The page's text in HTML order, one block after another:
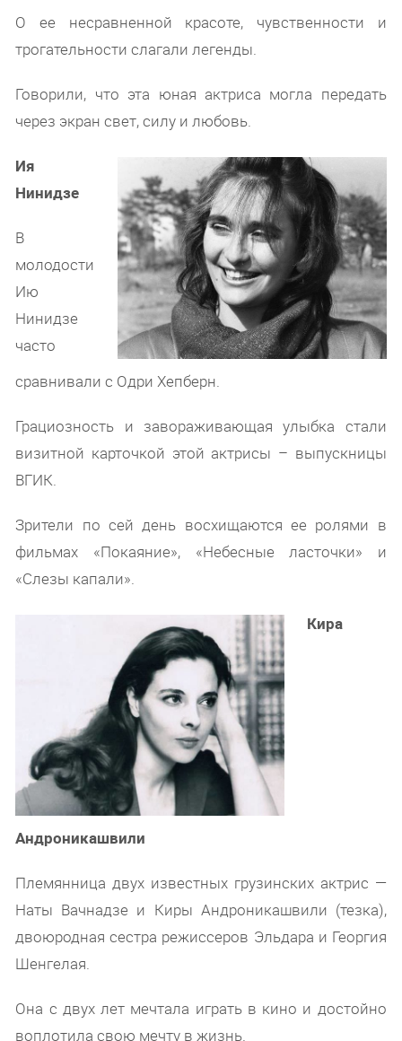
О ее несравненной красоте, чувственности и
трогательности слагали легенды.
Говорили, что эта юная актриса могла передать
через экран свет, силу и любовь.
Ия
Нинидзе
В
молодости
Ию
Нинидзе
часто
сравнивали с Одри Хепберн.
Грациозность и завораживающая улыбка стали
визитной карточкой этой актрисы – выпускницы
ВГИК.
Зрители по сей день восхищаются ее ролями в
фильмах «Покаяние», «Небесные ласточки» и
«Слезы капали».
Кира
Андроникашвили
Племянница двух известных грузинских актрис —
Наты Вачнадзе и Киры Андроникашвили (тезка),
двоюродная сестра режиссеров Эльдара и Георгия
Шенгелая.
Она с двух лет мечтала играть в кино и достойно
воплотила свою мечту в жизнь.